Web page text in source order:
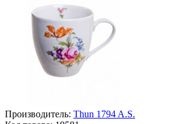
Производитель: Thun 1794 A.S.